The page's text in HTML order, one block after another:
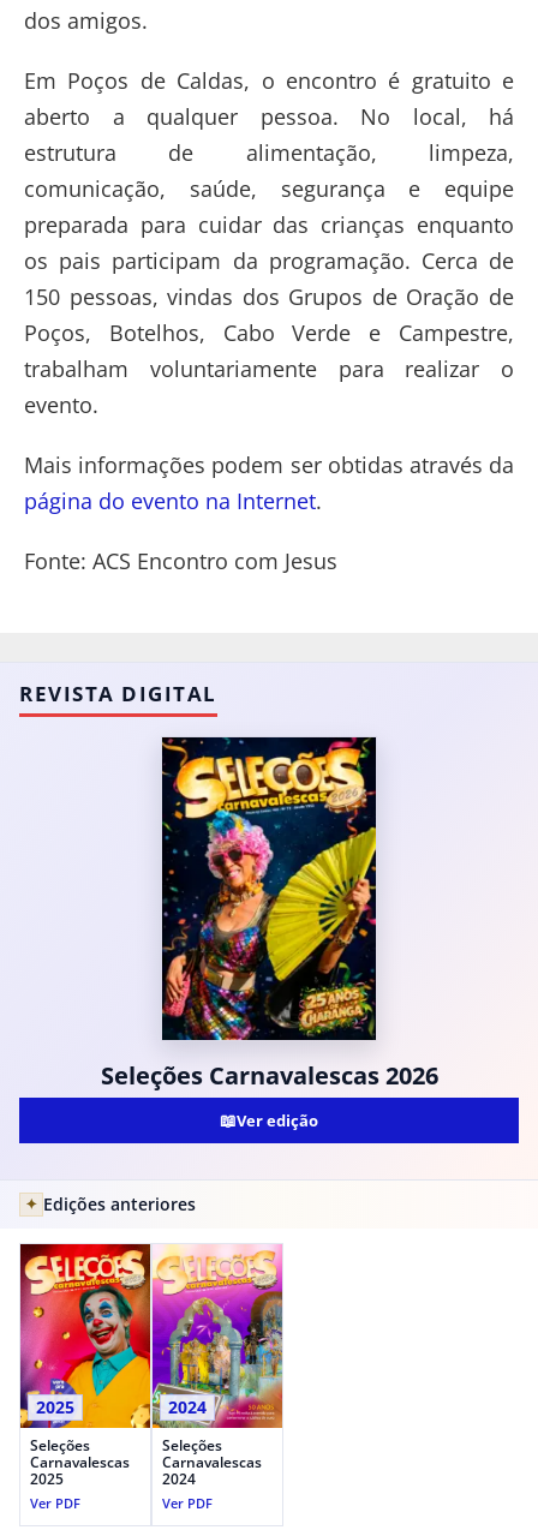
dos amigos.
Em Poços de Caldas, o encontro é gratuito e
aberto a qualquer pessoa. No local, há
estrutura de alimentação, limpeza,
comunicação, saúde, segurança e equipe
preparada para cuidar das crianças enquanto
os pais participam da programação. Cerca de
150 pessoas, vindas dos Grupos de Oração de
Poços, Botelhos, Cabo Verde e Campestre,
trabalham voluntariamente para realizar o
evento.
Mais informações podem ser obtidas através da
página do evento na Internet.
Fonte: ACS Encontro com Jesus
REVISTA DIGITAL
Seleções Carnavalescas 2026
📖Ver edição
✦ Edições anteriores
2025
Seleções
Carnavalescas
2025
Ver PDF
2024
Seleções
Carnavalescas
2024
Ver PDF